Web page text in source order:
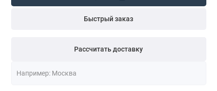
Быстрый заказ
Рассчитать доставку